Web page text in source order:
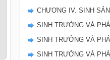
CHƯƠNG IV. SINH SẢN